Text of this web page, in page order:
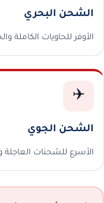
الشحن البحري
الأوفر للحاويات الكاملة
✈️
الشحن الجوي
الأسرع للشحنات العاجلة